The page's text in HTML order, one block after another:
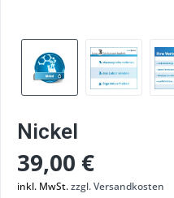
Nickel
39,00 €
inkl. MwSt.zzgl. Versandkosten